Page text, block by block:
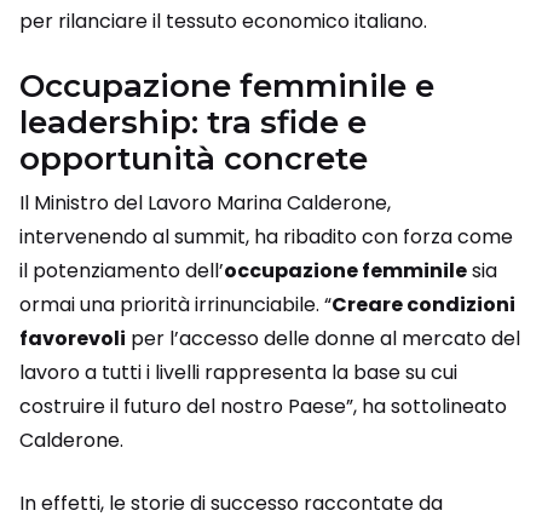
per rilanciare il tessuto economico italiano.
Occupazione femminile e
leadership: tra sfide e
opportunità concrete
Il Ministro del Lavoro Marina Calderone,
intervenendo al summit, ha ribadito con forza come
il potenziamento dell’occupazione femminilesia
ormai una priorità irrinunciabile. “Creare condizioni
favorevoli per l’accesso delle donne al mercato del
lavoro a tutti i livelli rappresenta la base su cui
costruire il futuro del nostro Paese”, ha sottolineato
Calderone.
In effetti, le storie di successo raccontate da